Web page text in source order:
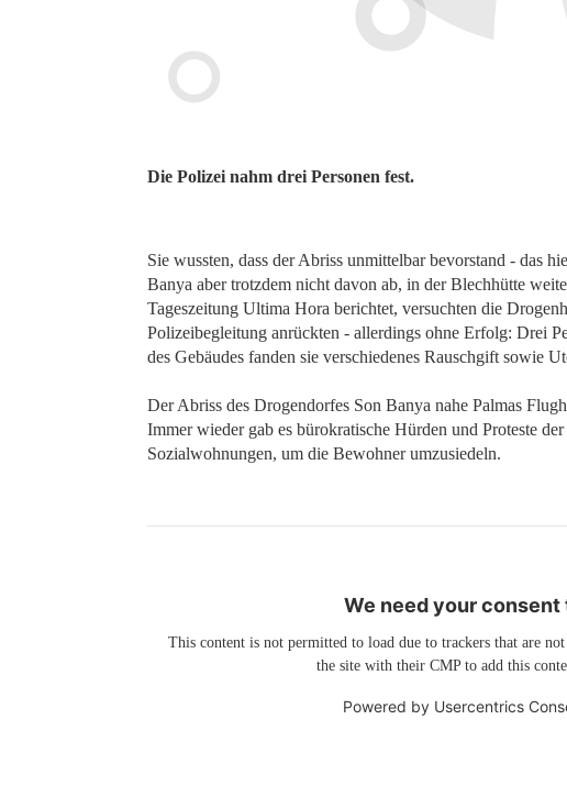
Die Polizei nahm drei Personen fest.
Sie wussten, dass der Abriss unmittelbar bevorstand - das
Banya aber trotzdem nicht davon ab, in der Blechhütte
Tageszeitung Ultima Hora berichtet, versuchten die
Polizeibegleitung anrückten - allerdings ohne Erfolg: Drei
des Gebäudes fanden sie verschiedenes Rauschgift sowie
Der Abriss des Drogendorfes Son Banya nahe Palmas
Immer wieder gab es bürokratische Hürden und Proteste
Sozialwohnungen, um die Bewohner umzusiedeln.
We need your
This content is not permitted to load due to trackers that are
the site with their CMP to add this
Powered by Usercentrics